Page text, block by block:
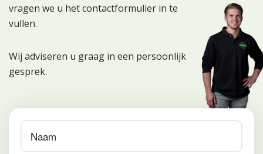
vragen we u het contactformulier in te
vullen.
Wij adviseren u graag in een persoonlijk
gesprek.